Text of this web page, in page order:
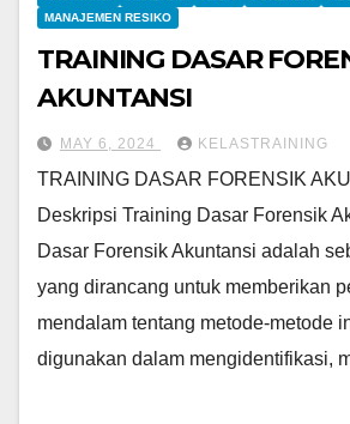
MANAJEMEN RESIKO
TRAINING DASAR
AKUNTANSI
MAY 6, 2024 KELASTRAINING
TRAINING DASAR FORENSIK
Deskripsi Training Dasar Forensik
Dasar Forensik Akuntansi adalah
yang dirancang untuk memberikan
mendalam tentang metode-metode
digunakan dalam mengidentifikasi,